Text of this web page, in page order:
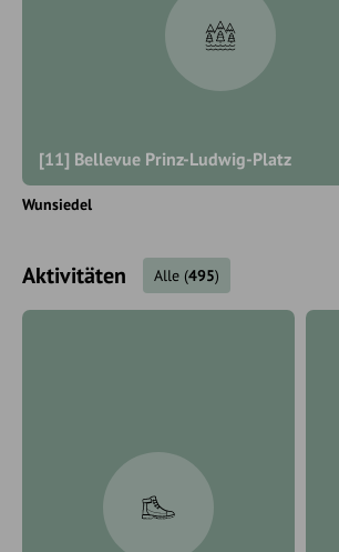
[11] Bellevue Prinz-Ludwig-Platz
Wunsiedel
Aktivitäten Alle (495)